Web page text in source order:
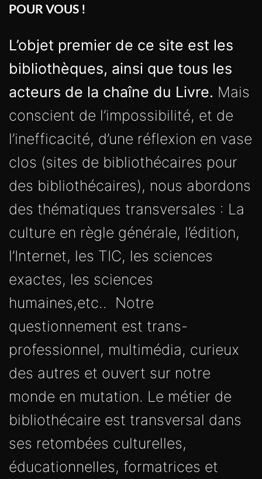
POUR VOUS !
L’objet premier de ce site est les
bibliothèques, ainsi que tous les
acteurs de la chaîne du Livre. Mais
conscient de l’impossibilité, et de
l’inefficacité, d’une réflexion en vase
clos (sites de bibliothécaires pour
des bibliothécaires), nous abordons
des thématiques transversales : La
culture en règle générale, l’édition,
l’Internet, les TIC, les sciences
exactes, les sciences
humaines,etc.. Notre
questionnement est trans-
professionnel, multimédia, curieux
des autres et ouvert sur notre
monde en mutation. Le métier de
bibliothécaire est transversal dans
ses retombées culturelles,
éducationnelles, formatrices et